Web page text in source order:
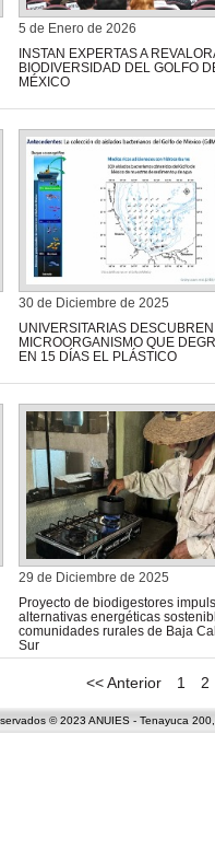
5 de Enero de 2026
INSTAN EXPERTAS A
BIODIVERSIDAD DEL GOLFO
MÉXICO
30 de Diciembre de 2025
UNIVERSITARIAS DESCUBREN
MICROORGANISMO QUE
EN 15 DÍAS EL PLÁSTICO
29 de Diciembre de 2025
Proyecto de biodigestores
alternativas energéticas
comunidades rurales de Baja
Sur
<< Anterior 1 2
© 2023 ANUIES - Tenayuca